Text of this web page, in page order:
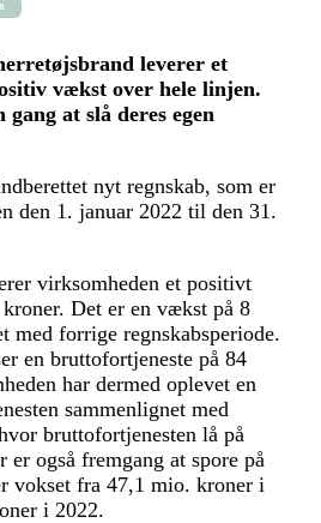
leverer et
vækst over hele linjen.
at slå deres egen
nyt regnskab, som er
den 1. januar 2022 til den 31.
virksomheden et positivt
Det er en vækst på 8
med forrige regnskabsperiode.
en bruttofortjeneste på 84
har dermed oplevet en
sammenlignet med
bruttofortjenesten lå på
også fremgang at spore på
vokset fra 47,1 mio. kroner i
i 2022.